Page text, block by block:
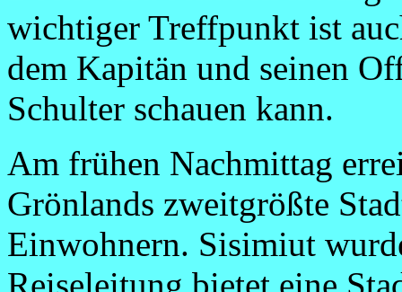
wichtiger Treffpunkt ist
dem Kapitän und seinen
Schulter schauen kann.
Am frühen Nachmittag
Grönlands zweitgrößte
Einwohnern. Sisimiut